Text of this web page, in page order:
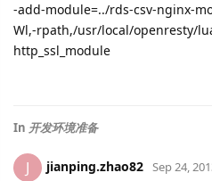
-add-module=../rds-csv-nginx-
Wl,-rpath,/usr/local/openresty/
http_ssl_module
In 开发环境准备
J jianping.zhao82 Sep 24,